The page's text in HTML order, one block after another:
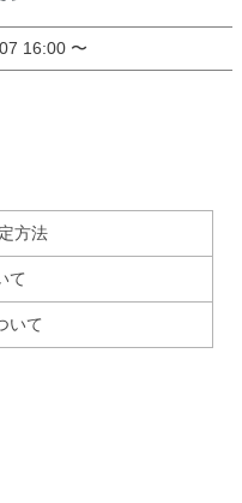
16:00 〜
方法
て
いて